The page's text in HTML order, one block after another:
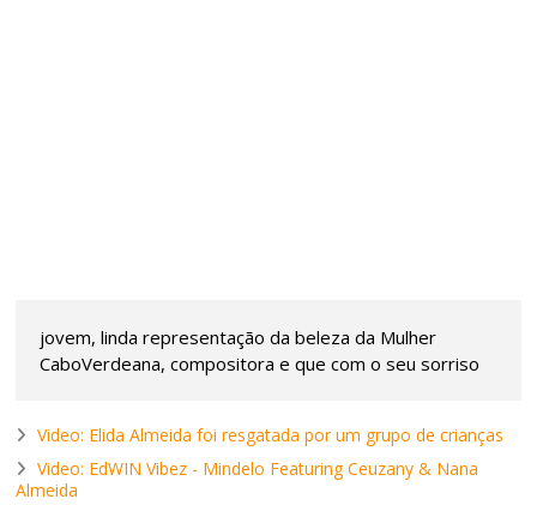
jovem, linda representação da beleza da Mulher
CaboVerdeana, compositora e que com o seu sorriso
Video: Elida Almeida foi resgatada por um grupo de crianças
Video: EdWIN Vibez - Mindelo Featuring Ceuzany & Nana
Almeida